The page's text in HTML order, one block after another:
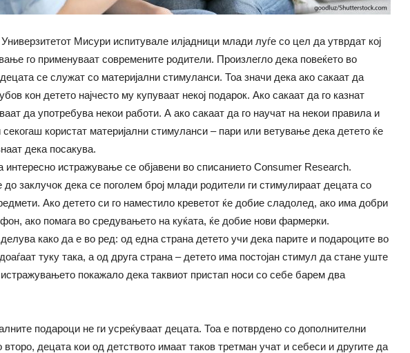
Мисури испитувале илјадници млади луѓе со цел да утврдат кој
го применуваат современите родители. Произлегло дека повеќето во
се служат со материјални стимуланси. Тоа значи дека ако сакаат да
кон детето најчесто му купуваат некој подарок. Ако сакаат да го казнат
да употребува некои работи. А ако сакаат да го научат на некои правила и
користат материјални стимуланси – пари или ветување дека детето ќе
дека посакува.
интересно истражување се објавени во списанието Consumer Research.
заклучок дека се поголем број млади родители ги стимулираат децата со
Ако детето си го наместило креветот ќе добие сладолед, ако има добри
ако помага во средувањето на куќата, ќе добие нови фармерки.
како да е во ред: од една страна детето учи дека парите и подароците во
туку така, а од друга страна – детето има постојан стимул да стане уште
покажало дека таквиот пристап носи со себе барем два
подароци не ги усреќуваат децата. Тоа е потврдено со дополнителни
децата кои од детството имаат таков третман учат и себеси и другите да